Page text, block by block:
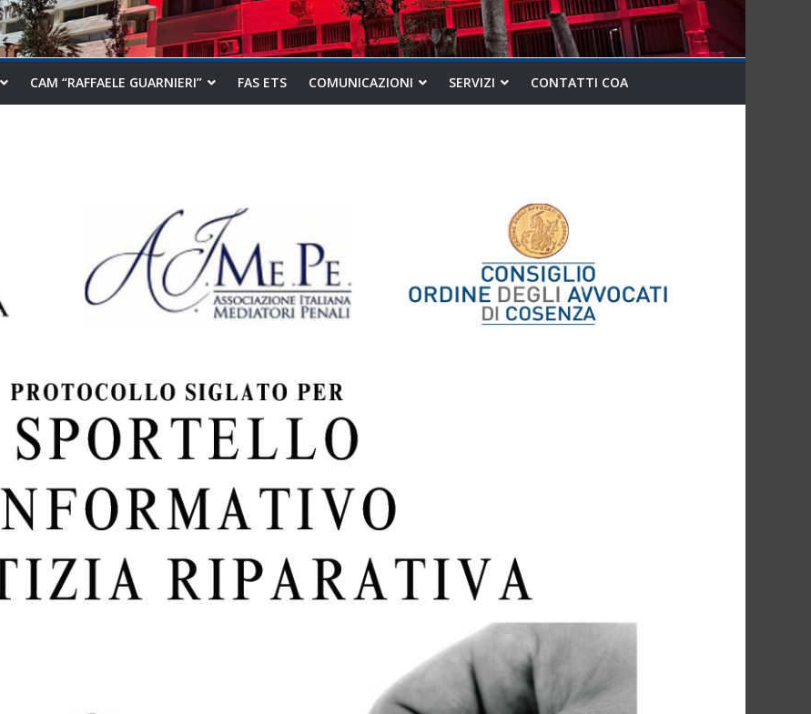
CAM “RAFFAELE GUARNIERI” FAS ETS COMUNICAZIONI SERVIZI CONTATTI COA